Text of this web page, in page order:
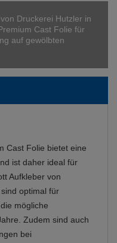
Druckerei Hutzler in
Cast Folie für
auf gewölbten
Cast Folie bietet eine
ist daher ideal für
Aufkleber von
optimal für
mögliche
Zudem sind auch
bei